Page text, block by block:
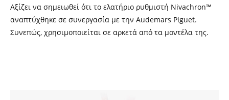
Αξίζει να σημειωθεί ότι το ελατήριο ρυθμιστή Nivachron™
αναπτύχθηκε σε συνεργασία με την Audemars Piguet.
Συνεπώς, χρησιμοποιείται σε αρκετά από τα μοντέλα της.